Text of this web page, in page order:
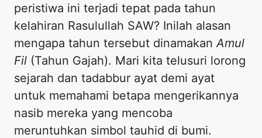
peristiwa ini terjadi tepat pada tahun
kelahiran Rasulullah SAW? Inilah alasan
mengapa tahun tersebut dinamakan Amul
Fil (Tahun Gajah). Mari kita telusuri lorong
sejarah dan tadabbur ayat demi ayat
untuk memahami betapa mengerikannya
nasib mereka yang mencoba
meruntuhkan simbol tauhid di bumi.